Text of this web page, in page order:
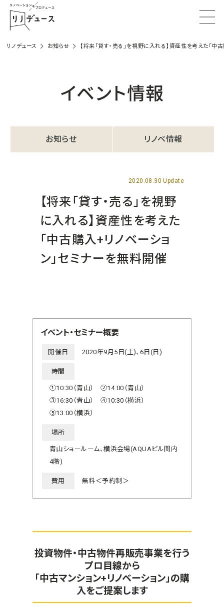
リノデュース お知らせ 【将来「貸す・売る」を視野に入れる】資産性を考えた「
イベント情報
お知らせ リノベ情報
2020.08.30 Update
【将来「貸す・売る」を視野
に入れる】資産性を考えた
「中古購入+リノベーショ
ン」セミナーを無料開催
イベント・セミナー概要
開催日 2020年9月5日(土)、6日(日)
時間
①10:30（青山） ②14:00（青山）
③16:30（青山） ④10:30（横浜）
⑤13:00（横浜）
場所
青山ショールーム、横浜会場(AQUAビル関内
4階)
費用 無料＜予約制＞
投資物件・中古物件再販売事業を行う
プロ目線から
「中古マンション+リノベーション」の購
入をご提案します